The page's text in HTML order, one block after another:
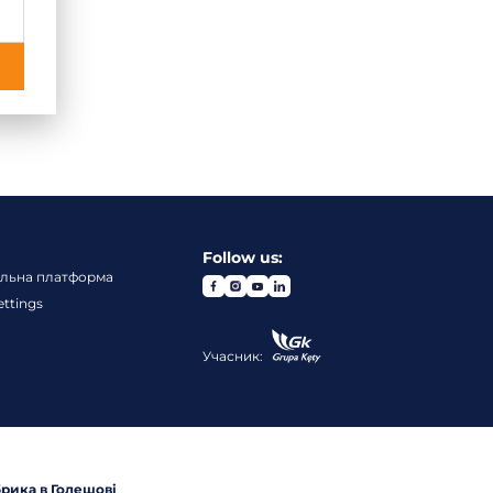
платформа
Follow us:
Учасник:
в Голешові